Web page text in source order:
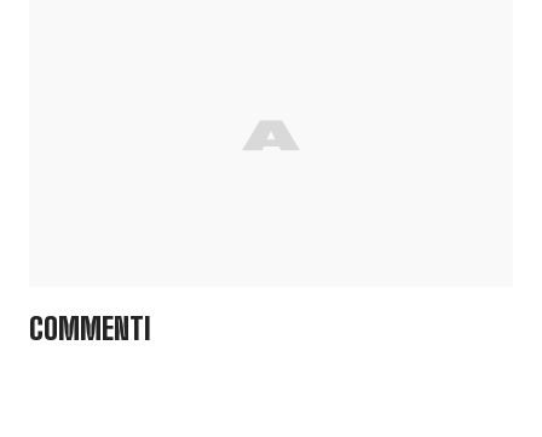
COMMENTI